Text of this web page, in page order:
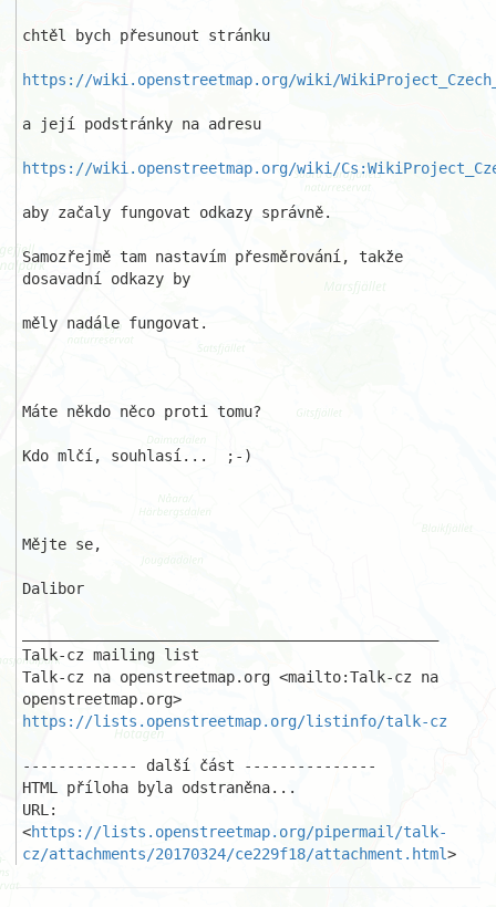
chtěl bych přesunout stránku
https://wiki.openstreetmap.org/wiki/
a její podstránky na adresu
https://wiki.openstreetmap.org/wiki/
aby začaly fungovat odkazy správně.
Samozřejmě tam nastavím přesměrování, takže
dosavadní odkazy by
měly nadále fungovat.
Máte někdo něco proti tomu?
Kdo mlčí, souhlasí...  ;-)
Mějte se,
Dalibor
Talk-cz mailing list
Talk-cz na openstreetmap.org <mailto:Talk-cz na
https://lists.openstreetmap.org/listinfo/talk-cz
------------- další část ---------------
HTML příloha byla odstraněna...
URL:
<https://lists.openstreetmap.org/pipermail/talk-
cz/attachments/20170324/ce229f18/attachment.html>